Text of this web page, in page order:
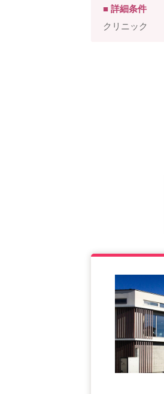
■ 詳細条件
クリニック